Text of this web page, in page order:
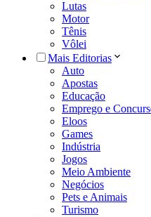
Lutas
Motor
Tênis
Vôlei
Mais Editorias
Auto
Apostas
Educação
Emprego e
Eloos
Games
Indústria
Jogos
Meio Ambiente
Negócios
Pets e Animais
Turismo